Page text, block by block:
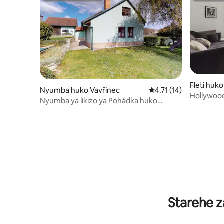
Nyumba huko Vavřinec Ukadiriaji wa wastani
4.71 (14)
Nyumba ya likizo ya Pohádka huko
Fleti
Starehe